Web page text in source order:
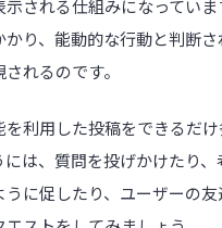
される仕組みになっていま
かり、能動的な行動と判断
れるのです。
を利用した投稿をできるだ
には、質問を投げかけたり、
に促したり、ユーザーの